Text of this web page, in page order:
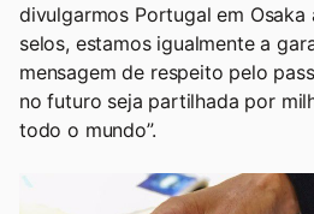
divulgarmos Portugal em Osaka
selos, estamos igualmente a
mensagem de respeito pelo
no futuro seja partilhada por
todo o mundo”.